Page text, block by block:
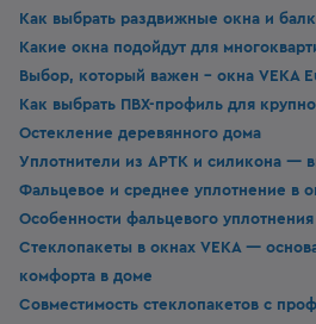
Как выбрать раздвижные окна и
Какие окна подойдут для
Выбор, который важен - окна VEKA
Как выбрать ПВХ-профиль для
Остекление деревянного дома
Уплотнители из APTK и силикона —
Фальцевое и среднее уплотнение в
Особенности фальцевого уплотнения
Стеклопакеты в окнах VEKA —
комфорта в доме
Совместимость стеклопакетов с